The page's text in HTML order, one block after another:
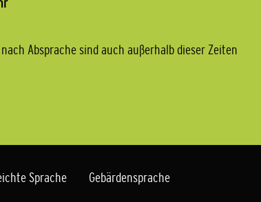
Absprache sind auch außerhalb dieser Zeiten
Sprache Gebärdensprache